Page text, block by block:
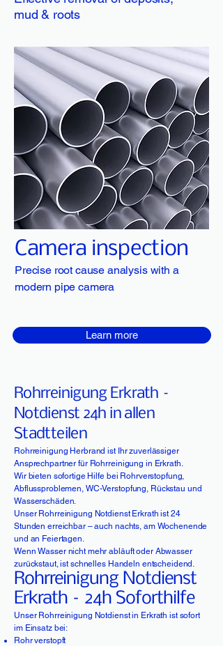
mud & roots
Camera inspection
Precise root cause analysis with a
modern pipe camera
Learn more
Rohrreinigung Erkrath –
Notdienst 24h in allen
Stadtteilen
Rohrreinigung Herbrand ist Ihr zuverlässiger
Ansprechpartner für Rohrreinigung in Erkrath.
Wir bieten sofortige Hilfe bei Rohrverstopfung,
Abflussproblemen, WC-Verstopfung, Rückstau und
Wasserschäden.
Unser Rohrreinigung Notdienst Erkrath ist 24
Stunden erreichbar – auch nachts, am Wochenende
und an Feiertagen.
Wenn Wasser nicht mehr abläuft oder Abwasser
zurückstaut, ist schnelles Handeln entscheidend.
Rohrreinigung Notdienst
Erkrath – 24h Soforthilfe
Unser Rohrreinigung Notdienst in Erkrath ist sofort
im Einsatz bei:
Rohr verstopft